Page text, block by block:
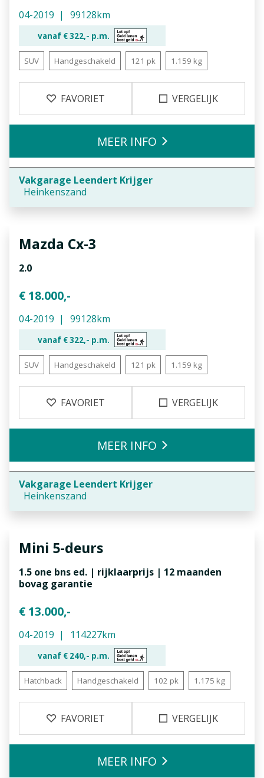
04-2019 99128km
vanaf €322,- p.m.
SUV Handgeschakeld 121 pk 1.159 kg
FAVORIET VERGELIJK
Vakgarage Leendert Krijger
Heinkenszand
MEER INFO
Mazda Cx-3
2.0
€ 18.000,-
04-2019 99128km
vanaf €322,- p.m.
SUV Handgeschakeld 121 pk 1.159 kg
FAVORIET VERGELIJK
Vakgarage Leendert Krijger
Heinkenszand
MEER INFO
Mini 5-deurs
1.5 one bns ed. | rijklaarprijs | 12 maanden
bovag garantie
€ 13.000,-
04-2019 114227km
vanaf € 240,- p.m.
Hatchback Handgeschakeld 102 pk 1.175 kg
FAVORIET VERGELIJK
MEER INFO